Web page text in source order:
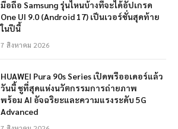
มือถือ Samsung รุ่นไหนบ้างที่จะได้อัปเกรด
One UI 9.0 (Android 17) เป็นเวอร์ชั่นสุดท้าย
ในปีนี้
7 สิงหาคม 2026
HUAWEI Pura 90s Series เปิดพรีออเดอร์แล้ว
วันนี้ ชูที่สุดแห่งนวัตกรรมการถ่ายภาพ
พร้อม AI อัจฉริยะและความแรงระดับ 5G
Advanced